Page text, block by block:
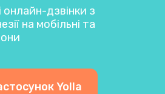
онлайн-дзвінки з
на мобільні та
Yolla